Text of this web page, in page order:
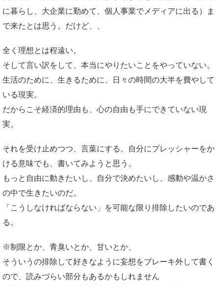
に暮らし、大企業に勤めて、個人事業でメディアに出る）ま
で来たとは思う。だけど、、
全く理想とは程遠い。
そして言い訳をして、本当にやりたいことをやっていない。
生活のために、生きるために、日々の時間の大半を費やして
いる現実。
だからこそ経済的理由も、心の自由も手にできていない現
実。
それを受け止めつつ、言葉にする。自分にプレッシャーをか
ける意味でも、書いてみようと思う。
もっと自由に動きたいし、自分で決めたいし、感動や温かさ
の中で生きたいのだ。
「こうしなければならない」を可能な限り排除したいのであ
る。
※制限とか、青臭いとか、甘いとか、
そういうの排除して好きなように妄想をブレーキ外して書く
ので、読みづらい部分もあるかもしれません